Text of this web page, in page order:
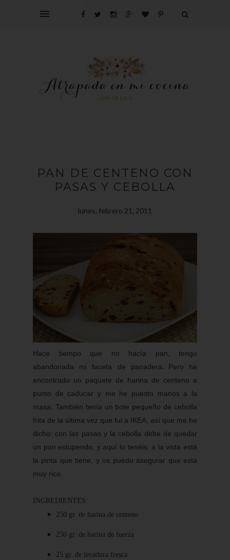
PAN DE CENTENO CON
PASAS Y CEBOLLA
lunes, febrero 21, 2011
Hace tiempo que no hacía pan, tengo
abandonada mi faceta de panadera.
Pero he
encontrado un paquete de harina de centeno a
punto de caducar y me he puesto manos a la
masa. También tenía un bote pequeño de cebolla
frita de la última vez que fui a IKEA, así que me he
dicho: con las pasas y la cebolla debe de quedar
un pan estupendo, y aquí lo tenéis, a la vista está
la pinta que tiene, y os puedo asegurar que está
muy rico.
INGREDIENTES:
250 gr. de harina de centeno
250 gr. de harina de fuerza
25 gr. de levadura fresca